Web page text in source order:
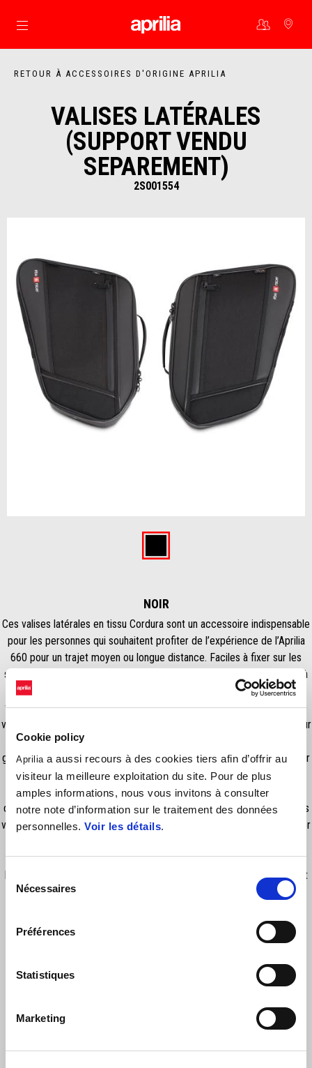
Cookie policy
Aprilia a aussi recours à des cookies tiers afin d’offrir au
visiteur la meilleure exploitation du site. Pour de plus
amples informations, nous vous invitons à consulter
notre note d’information sur le traitement des données
personnelles. Voir les détails.
Sélection
Nécessaires
Préférences
Statistiques
Marketing
Aller au contenu principal
RETOUR À ACCESSOIRES D'ORIGINE APRILIA
VALISES LATÉRALES
(SUPPORT VENDU
SEPAREMENT)
2S001554
NOIR
Ces valises latérales en tissu Cordura sont un accessoire indispensable
pour les personnes qui souhaitent profiter de l’expérience de l’Aprilia
660 pour un trajet moyen ou longue distance. Faciles à fixer sur les
supports dédiés, ces valises latérales sont sûres et élégantes grâce à
leurs construction semi-rigide et n’affectent pas la maniabilité dû au
faible impact sur l’aérodynamisme du véhicule. La capacité de charge
vous permet d’emporter avec vous tout ce dont vous avez besoin pour
une semaine de vacances, ou d’avoir toutes vos affaires importantes
grâce à la modulabilité du compartiment intérieur. Vous pouvez monter
et retirer ces valises en une seconde grâce au système de fixation
rapide qui garantit une forte stabilité des valises sur les supports
dédiés. (Support 2S001578 vendu séparément). Le kit de support des
valises latérales comprend de nouveaux repose-pieds pour le passager
latérale gauche Capacité : 16L, valise latérale droite Capacité : 16L.
IMPORTANT : ne peut être monté simultanément avec l'échappement
Akrapovic. Housse de pluie vendue séparément : 2S001841 (DX),